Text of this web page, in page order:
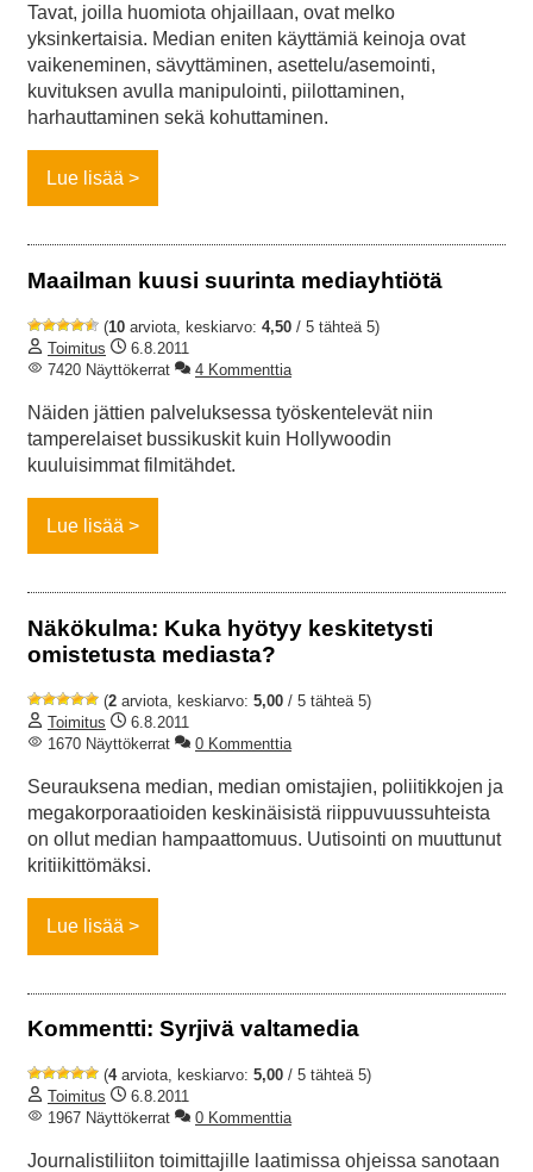
Tavat, joilla huomiota ohjaillaan, ovat melko
yksinkertaisia. Median eniten käyttämiä keinoja ovat
vaikeneminen, sävyttäminen, asettelu/asemointi,
kuvituksen avulla manipulointi, piilottaminen,
harhauttaminen sekä kohuttaminen.
Lue lisää
Maailman kuusi suurinta mediayhtiötä
(10 arviota, keskiarvo: 4,50 / 5 tähteä 5)
Toimitus
6.8.2011
7420 Näyttökerrat
4 Kommenttia
Näiden jättien palveluksessa työskentelevät niin
tamperelaiset bussikuskit kuin Hollywoodin
kuuluisimmat filmitähdet.
Lue lisää
Näkökulma: Kuka hyötyy keskitetysti
omistetusta mediasta?
(2 arviota, keskiarvo: 5,00 / 5 tähteä 5)
Toimitus
6.8.2011
1670 Näyttökerrat
0 Kommenttia
Seurauksena median, median omistajien, poliitikkojen ja
megakorporaatioiden keskinäisistä riippuvuussuhteista
on ollut median hampaattomuus. Uutisointi on muuttunut
kritiikittömäksi.
Lue lisää
Kommentti: Syrjivä valtamedia
(4arviota, keskiarvo: 5,00 / 5 tähteä 5)
Toimitus
6.8.2011
1967 Näyttökerrat
0 Kommenttia
Journalistiliiton toimittajille laatimissa ohjeissa sanotaan